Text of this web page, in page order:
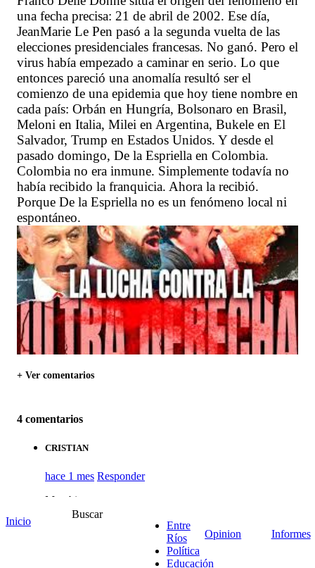
una fecha precisa: 21 de abril de 2002. Ese día,
JeanMarie Le Pen pasó a la segunda vuelta de las
elecciones presidenciales francesas. No ganó. Pero el
virus había empezado a caminar en serio. Lo que
entonces pareció una anomalía resultó ser el
comienzo de una epidemia que hoy tiene nombre en
cada país: Orbán en Hungría, Bolsonaro en Brasil,
Meloni en Italia, Milei en Argentina, Bukele en El
Salvador, Trump en Estados Unidos. Y desde el
pasado domingo, De la Espriella en Colombia.
Colombia no era inmune. Simplemente todavía no
había recibido la franquicia. Ahora la recibió.
Porque De la Espriella no es un fenómeno local ni
espontáneo.
+ Ver comentarios
4 comentarios
CRISTIAN
hace 1 mes Responder
Muy bien
Inicio
Buscar
Entre
Ríos
Política
Educación
Opinion Informes